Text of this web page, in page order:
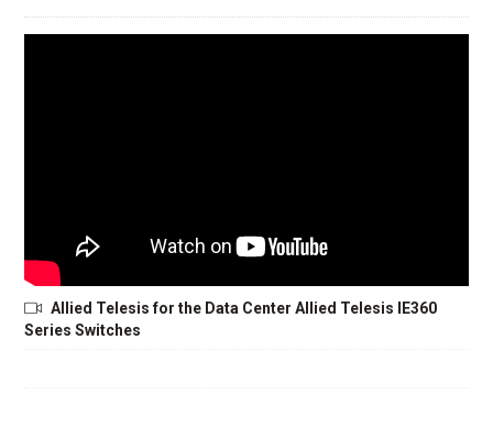
Allied Telesis for the Data Center Allied Telesis IE360
Series Switches